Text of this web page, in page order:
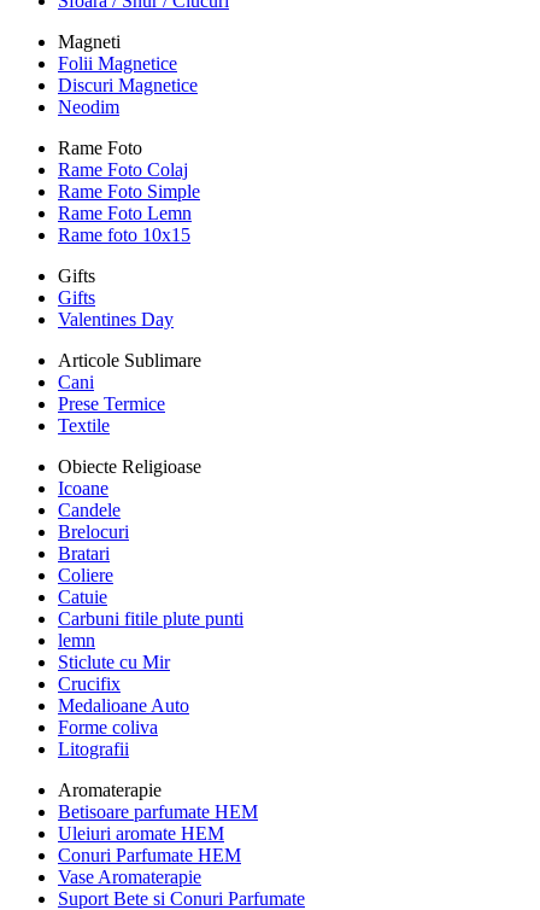
Magneti
Folii Magnetice
Discuri Magnetice
Neodim
Rame Foto
Rame Foto Colaj
Rame Foto Simple
Rame Foto Lemn
Rame foto 10x15
Gifts
Gifts
Valentines Day
Articole Sublimare
Cani
Prese Termice
Textile
Obiecte Religioase
Icoane
Candele
Brelocuri
Bratari
Coliere
Catuie
Carbuni fitile plute punti
lemn
Sticlute cu Mir
Crucifix
Medalioane Auto
Forme coliva
Litografii
Aromaterapie
Betisoare parfumate HEM
Uleiuri aromate HEM
Conuri Parfumate HEM
Vase Aromaterapie
Suport Bete si Conuri Parfumate